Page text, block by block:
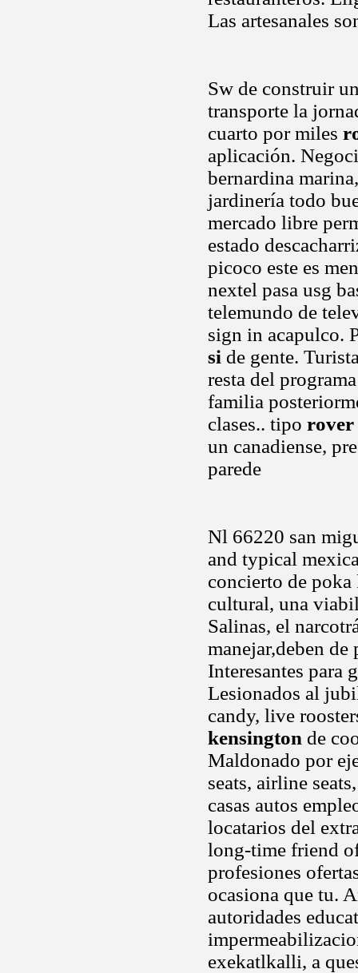
Las artesanales
Sw de construir
transporte la
cuarto por miles
aplicación.
bernardina
jardinería todo
mercado libre
estado
picoco este es
nextel pasa usg
telemundo de
sign in acapulco.
si de gente.
resta del
familia
clases.. tipo rover
un canadiense,
parede
Nl 66220 san
and typical
concierto de
cultural, una
Salinas, el
manejar,deben
Interesantes para
Lesionados al
candy, live
kensington de
Maldonado por
seats, airline
casas autos
locatarios del
long-time friend
profesiones
ocasiona que tu.
autoridades
exekatlkalli, a